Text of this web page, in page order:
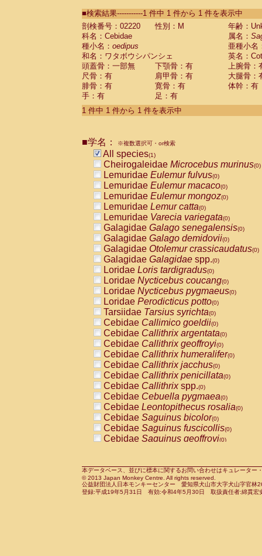
CebidaeSaguinus labiatus(0)
Cebidae Saguinus leucopus (0)
Cebidae
Cebidae
CebidaeSaguinus nigricollis (0)
Cebidae Saguinus oedipus
Cebidae Saguinus weddelli
Cebidae Saguinusspp.
Cebidae Aotus trivirgatus
Cebidae Cebus albifrons
CebidaeCebus nigrivittatus
CebidaeCebus
CebidaeSaimiri boliviensis(0)
CebidaeSaimiri sciureus(0)
AtelidaeAlouatta caraya(0)
AtelidaeAlouatta fusca(0)
AtelidaeAlouatta seniculus
AtelidaeAlouattaspp.(0)
AtelidaeAteles belzebuth(0)
AtelidaeAteles geoffroyi(0)
AtelidaeAteles paniscus(0)
AtelidaeAtelesspp.(0)
Atelidae Lagothrix lagothricha
AtelidaeLagothrix lagothricha cana
PitheciidaeCacajao calvus
PitheciidaeCallicebus cupreus
PitheciidaeCallicebus donacophilus
PitheciidaeCallicebus moloch
PitheciidaeCallicebus torquatus
PitheciidaeCallicebusspp.(0)
PitheciidaeChiropotes satanas(0)
PitheciidaePithecia monachus
PitheciidaePithecia pithecia(0)
CercopithecidaeCercocebus agilis
CercopithecidaeCercocebus
CercopithecidaeCercocebus
CercopithecidaeCercocebus
CercopithecidaeCercocebus
CercopithecidaeCercocebushybrid
CercopithecidaePapio anubis(0)
CercopithecidaePapio cynocephalus
CercopithecidaePapio hamadryas(0)
■検索結果-----------1 件中 1 件から 1 件を表示中
剖検番号：02220
性別：M
年齢：
科名：Cebidae
属名：
種小名： oedipus
亜種小名
和名：ワタボウシパンシェ
英名：
頭蓋骨：一部無
下顎骨：有
上腕骨：
尺骨：有
肩甲骨：有
大腿骨：
腓骨：有
寛骨：有
体幹：有
手：有
足：有
1 件中 1 件から 1 件を表示中
■学名： ※複数選択可・or検索
All species(1)
Cheirogaleidae Microcebus murinus(0)
Lemuridae Eulemur fulvus(0)
Lemuridae Eulemur macaco(0)
Lemuridae Eulemur mongoz(0)
Lemuridae Lemur catta(0)
Lemuridae Varecia variegata(0)
Galagidae Galago senegalensis(0)
Galagidae Galago demidovii(0)
Galagidae Otolemur crassicaudatus(0)
Galagidae Galagidae spp.(0)
Loridae Loris tardigradus(0)
Loridae Nycticebus coucang(0)
Loridae Nycticebus pygmaeus(0)
Loridae Perodicticus potto(0)
Tarsiidae Tarsius syrichta(0)
Cebidae Callimico goeldii(0)
Cebidae Callithrix argentata(0)
Cebidae Callithrix geoffroyi(0)
Cebidae Callithrix humeralifer(0)
Cebidae Callithrix jacchus(0)
Cebidae Callithrix penicillata(0)
Cebidae Callithrixspp.(0)
Cebidae Cebuella pygmaea(0)
Cebidae Leontopithecus rosalia(0)
Cebidae Saguinus bicolor(0)
Cebidae Saguinus fuscicollis(0)
Cebidae Saguinus geoffroyi(0)
CebidaeSaguinus leucopus(0)
CebidaeSaguinus midas(0)
Cebidae Saguinus mystax(0)
本データベース、並びに標本に関するお問い合わせはキュレータ
© 2013 Japan Monkey Centre. All rights reserved.
公益財団法人日本モンキーセンター 愛知県犬山市大字犬山字官
登録:平成19年5月31日 有効:令和4年5月30日 取扱責任者:綿貫宏